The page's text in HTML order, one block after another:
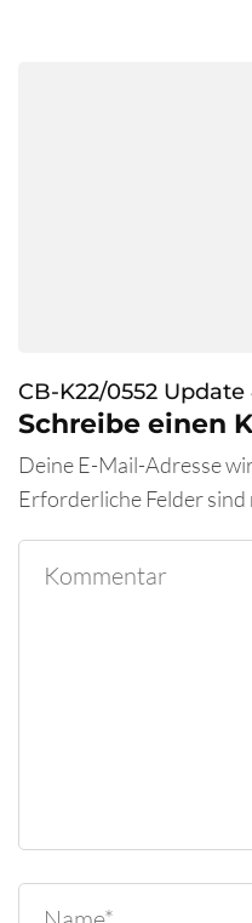
CB-K22/0552 Update
Schreibe einen
Deine E-Mail-Adresse
Erforderliche Felder sind